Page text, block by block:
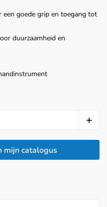
een goede grip en toegang tot
duurzaamheid en
mijn catalogus